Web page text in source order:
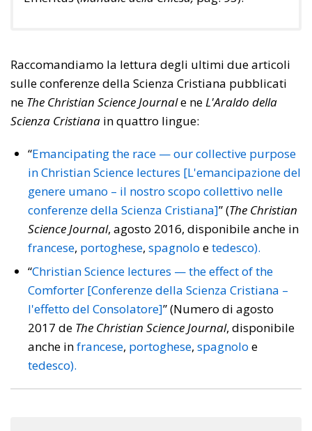
Raccomandiamo la lettura degli ultimi due articoli
sulle conferenze della Scienza Cristiana pubblicati
ne The Christian Science Journale neL'Araldo della
Scienza Cristiana in quattro lingue:
“Emancipating the race — our collective purpose
in Christian Science lectures [L'emancipazione del
genere umano – il nostro scopo collettivo nelle
conferenze della Scienza Cristiana]” (The Christian
Science Journal, agosto 2016, disponibile anche in
francese, portoghese, spagnolo etedesco).
“Christian Science lectures — the effect of the
Comforter [Conferenze della Scienza Cristiana –
l'effetto del Consolatore]” (Numero di agosto
2017 de The Christian Science Journal, disponibile
anche infrancese, portoghese, spagnolo e
tedesco).